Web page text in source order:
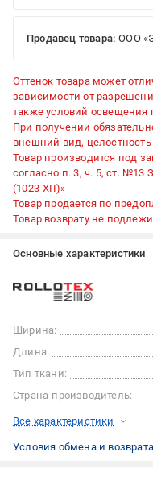
Продавец товара: ООО
Оттенок товара может
зависимости от
также условий освещения
При получении
внешний вид,
Товар производится под
согласно п. 3, ч. 5, ст. №13
(1023-XII)»
Товар продается по
Товар возврату не
Основные характеристики
Ширина:
Длина:
Тип ткани:
Страна-производитель:
Все характеристики
Условия обмена и